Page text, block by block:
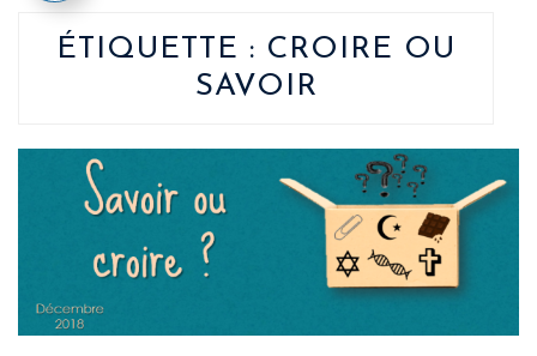
ÉTIQUETTE : CROIRE OU
SAVOIR